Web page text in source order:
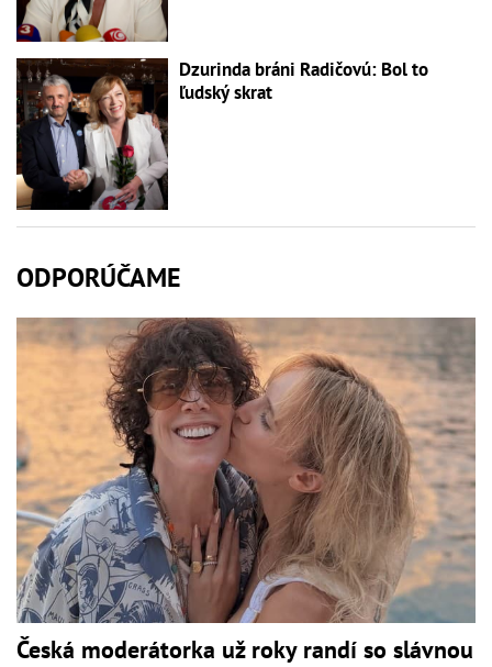
Dzurinda bráni Radičovú: Bol to
ľudský skrat
ODPORÚČAME
Česká moderátorka už roky randí so slávnou